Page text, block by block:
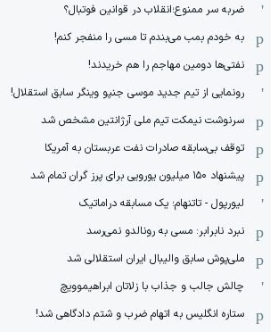
ضربه سر ممنوع؛انقلاب در قوانین فوتبال؟
به خودم بمب می‌بندم تا مسی را منفجر کنم!
نفتی‌ها دومین مهاجم را هم خریدند!
رونمایی از تیم جدید موسی جنپو وینگر سابق استقلال!
سرنوشت نیمکت تیم ملی آرژانتین مشخص شد
توقف بی‌سابقه صادرات نفت عربستان به آمریکا
پیشنهاد ۱۵۰ میلیون یورویی برای پرز گران تمام شد
لیورپول - تاتنهام؛ یک مسابقه دراماتیک
نبرد نابرابر: مسی به رونالدو نمی‌رسد
ملی‌پوش سابق والیبال ایران استقلالی شد
چالش جالب و جذاب با زلاتان ابراهیموویچ
ستاره انگلیس به اتهام ضرب و شتم دادگاهی شد!